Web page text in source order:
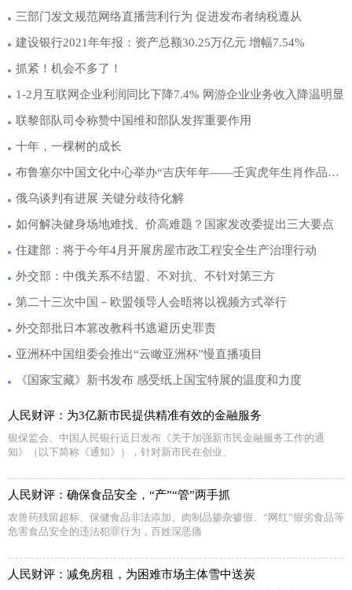
三部门发文规范网络直播营利行为 促进发布者纳税遵从
建设银行2021年年报：资产总额30.25万亿元 增幅7.54%
抓紧！机会不多了！
1-2月互联网企业利润同比下降7.4% 网游企业业务收入降温明显
联黎部队司令称赞中国维和部队发挥重要作用
十年，一棵树的成长
布鲁塞尔中国文化中心举办“吉庆年年——壬寅虎年生肖作品展”
俄乌谈判有进展 关键分歧待化解
如何解决健身场地难找、价高难题？国家发改委提出三大要点
住建部：将于今年4月开展房屋市政工程安全生产治理行动
外交部：中俄关系不结盟、不对抗、不针对第三方
第二十三次中国－欧盟领导人会晤将以视频方式举行
外交部批日本篡改教科书逃避历史罪责
亚洲杯中国组委会推出“云瞰亚洲杯”慢直播项目
《国家宝藏》新书发布 感受纸上国宝特展的温度和力度
人民财评：为3亿新市民提供精准有效的金融服务
银保监会、中国人民银行近日发布《关于加强新市民金融服务工作的通
知》（以下简称《通知》），针对新市民在创业、
人民财评：确保食品安全，“产”“管”两手抓
农兽药残留超标、保健食品非法添加、肉制品掺杂掺假、“网红”假劣食品等
危害食品安全的违法犯罪行为，百姓深恶痛
人民财评：减免房租，为困难市场主体雪中送炭